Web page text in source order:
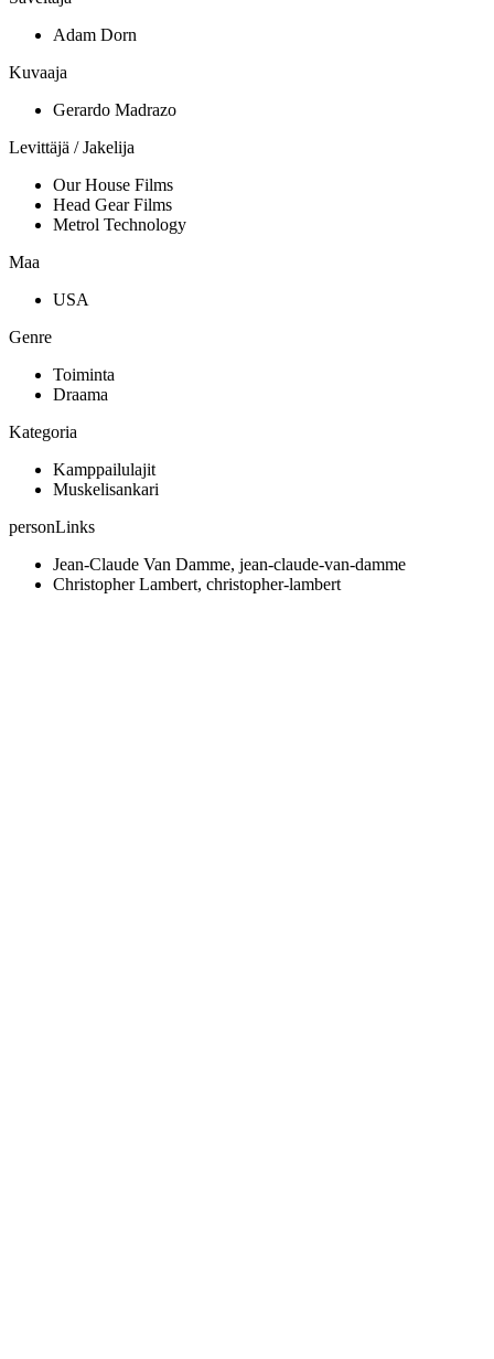
Adam Dorn
Kuvaaja
Gerardo Madrazo
Levittäjä / Jakelija
Our House Films
Head Gear Films
Metrol Technology
Maa
USA
Genre
Toiminta
Draama
Kategoria
Kamppailulajit
Muskelisankari
personLinks
Jean-Claude Van Damme, jean-claude-van-damme
Christopher Lambert, christopher-lambert